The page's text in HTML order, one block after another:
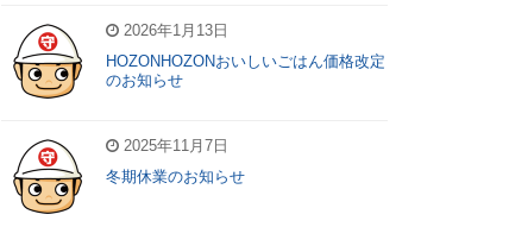
2026年1月13日
HOZONHOZONおいしいごはん価格改定
のお知らせ
2025年11月7日
冬期休業のお知らせ